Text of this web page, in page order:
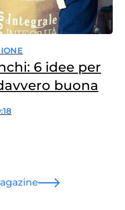
6 idee per
buona